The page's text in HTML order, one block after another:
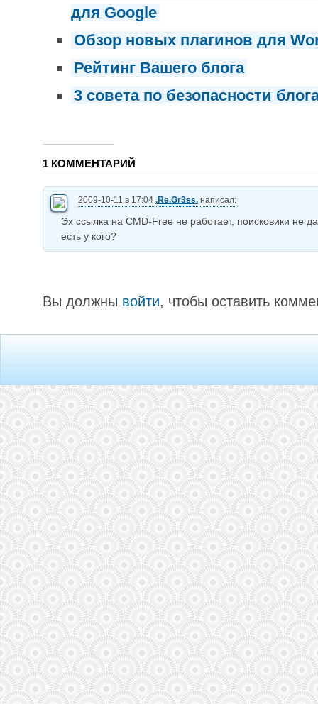
для Google
Обзор новых плагинов для
Рейтинг Вашего блога
3 совета по безопасности
1 КОММЕНТАРИЙ
2009-10-11 в 17:04 .Re.Gr3ss. написал:
Эх ссылка на CMD-Free не работает, поисковики не
есть у кого?
Вы должны войти, чтобы оставить